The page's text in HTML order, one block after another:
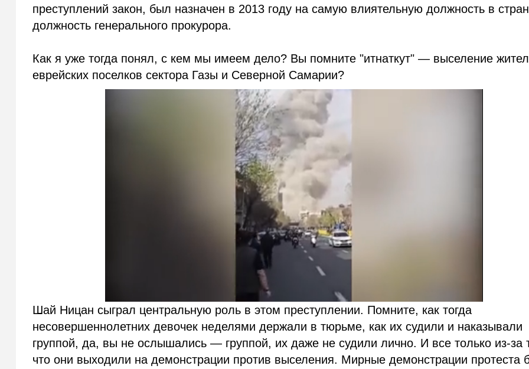
преступлений закон, был назначен в 2013 году на самую влиятельную должность в
должность генерального прокурора.
Как я уже тогда понял, с кем мы имеем дело? Вы помните "итнаткут" — выселение
еврейских поселков сектора Газы и Северной Самарии?
Шай Ницан сыграл центральную роль в этом преступлении. Помните, как тогда
несовершеннолетних девочек неделями держали в тюрьме, как их судили и наказывали
группой, да, вы не ослышались — группой, их даже не судили лично. И все только из-за
что они выходили на демонстрации против выселения. Мирные демонстрации протеста